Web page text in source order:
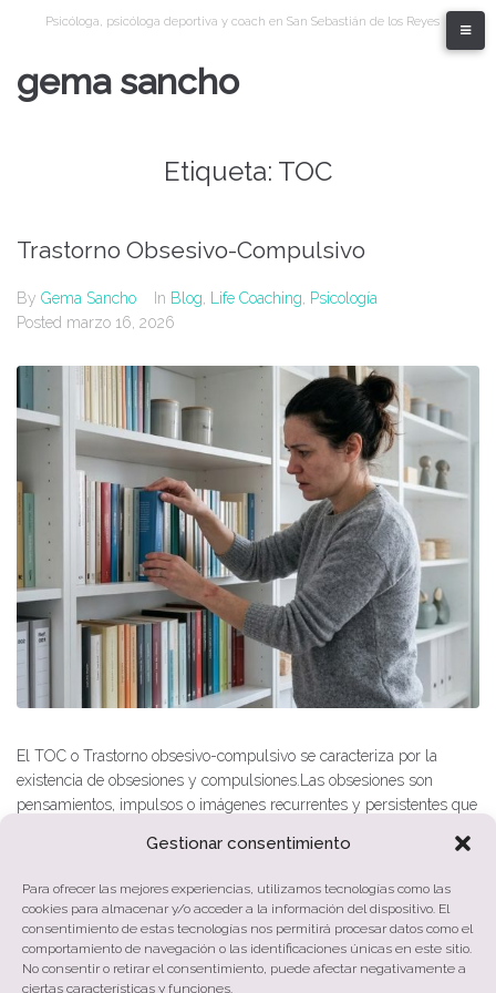
Gestionar consentimiento
Para ofrecer las mejores experiencias, utilizamos tecnologías como las
cookies para almacenar y/o acceder a la información del dispositivo. El
consentimiento de estas tecnologías nos permitirá procesar datos como el
comportamiento de navegación o las identificaciones únicas en este sitio.
No consentir o retirar el consentimiento, puede afectar negativamente a
ciertas características y funciones.
Psicóloga, psicóloga deportiva y coach en San Sebastián de los Reyes
gema sancho
Etiqueta: TOC
Trastorno Obsesivo-Compulsivo
By Gema Sancho In Blog Life Coaching Psicología
Posted marzo 16, 2026
El TOC o Trastorno obsesivo-compulsivo se caracteriza por la
existencia de obsesiones y compulsiones.Las obsesiones son
pensamientos, impulsos o imágenes recurrentes y persistentes que
simplemente derivados de preocupaciones excesivas sobre
Tags:TOC, Trastorno Obsesivo Compulsivo